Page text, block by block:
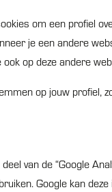
om een profiel
je een andere
op deze andere
op jouw profiel,
van de “Google
Google kan